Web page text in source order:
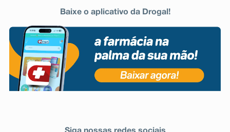
Baixe o aplicativo da Drogal!